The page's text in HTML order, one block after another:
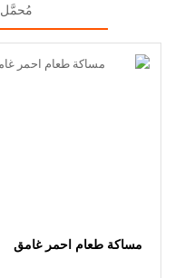
مُحمَّل40 of 99 أغراض
مساكة طعام احمر غامق